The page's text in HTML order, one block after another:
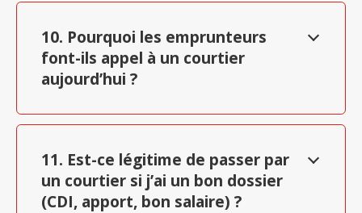
10. Pourquoi les emprunteurs
font-ils appel à un courtier
aujourd’hui ?
11. Est-ce légitime de passer par
un courtier si j’ai un bon dossier
(CDI, apport, bon salaire) ?